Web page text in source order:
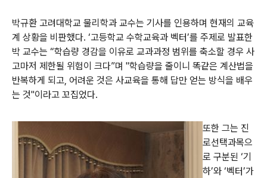
박규환 고려대학교 물리학과 교수는 기사를 인용하며 현재의 교육
계 상황을 비판했다. ‘고등학교 수학교육과 벡터’를 주제로 발표한
박 교수는 “학습량 경감을 이유로 교과과정 범위를 축소할 경우 사
고마저 제한될 위험이 크다”며 "학습량을 줄이니 똑같은 계산법을
반복하게 되고, 어려운 것은 사교육을 통해 답만 얻는 방식을 배우
는 것"이라고 꼬집었다.
또한 그는 진
로선택과목으
로 구분된 ‘기
하’와 ‘벡터’가